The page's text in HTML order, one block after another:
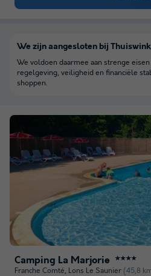
Camping La Marjorie ★★★★
Franche Comté, Lons Le Saunier (45,8
We zijn aangesloten bij
We voldoen daarmee aan strenge
regelgeving, veiligheid en financiële
shoppen.